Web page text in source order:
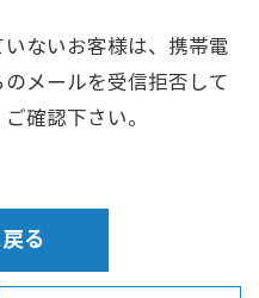
ないお客様は、携帯電
メールを受信拒否して
確認下さい。
る